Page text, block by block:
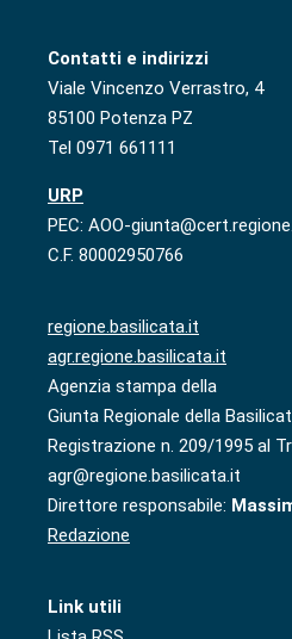
Contatti e indirizzi
Viale Vincenzo Verrastro, 4
85100 Potenza PZ
Tel 0971 661111
URP
PEC: AOO-
C.F. 80002950766
regione.basilicata.it
agr.regione.basilicata.it
Agenzia stampa della
Giunta Regionale della
Registrazione n. 209/1995 al
agr@regione.basilicata.it
Direttore responsabile:
Redazione
Link utili